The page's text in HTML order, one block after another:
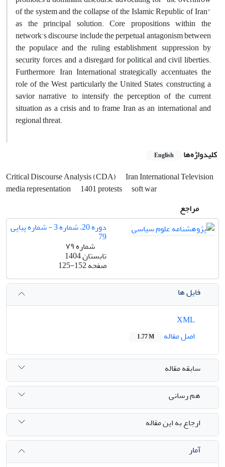
of the system and the collapse of the Islamic Republic of Iran"
as the principal solution. Core propositions within the
network's discourse include the perpetual antagonism between
the populace and the ruling establishment, suppression by
security forces, and a disregard for political and civil liberties.
Furthermore, Iran International strategically accentuates the
role of the West, particularly the United States, constructing a
savior narrative, to intensify the perception of the current
situation as a crisis and to frame Iran as an international and
regional threat.
کلیدواژه‌ها English
Critical Discourse Analysis (CDA)
Iran International Television
media representation
1401 protests
soft war
مراجع
دوره 20، شماره 3 - شماره پیاپی
79
شماره ۷۹
تابستان 1404
صفحه125-152
فایل ها
اصل مقاله
1.77 M
سابقه مقاله
هم رسانی
ارجاع به این مقاله
آمار